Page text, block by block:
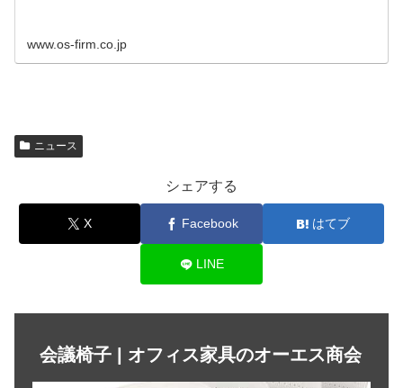
www.os-firm.co.jp
ニュース
シェアする
X Facebook はてブ
LINE
会議椅子 | オフィス家具のオーエス商会